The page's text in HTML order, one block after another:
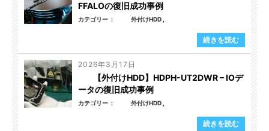
FFALOの復旧成功事例
カテゴリー 外付けHDD
続きを読む
2026年3月17日
【外付けHDD】HDPH-UT2DWR – IOデ
ータの復旧成功事例
カテゴリー 外付けHDD
続きを読む